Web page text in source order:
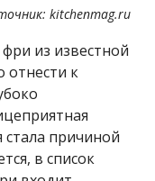
kitchenmag.ru
из известной
отнести к
причиной
в список